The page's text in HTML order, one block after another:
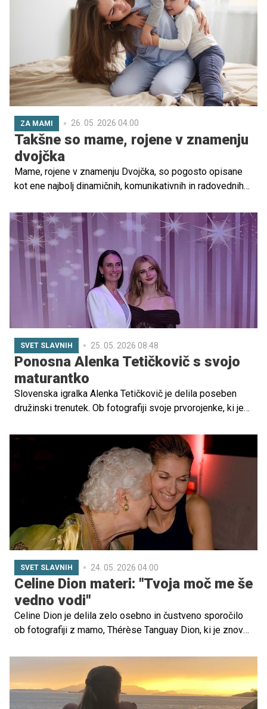
zapisal voščilo ob njenem rojstnem dnevu.
ZA MAMI 26. 05. 2026 04.00
Takšne so mame, rojene v znamenju
dvojčka
Mame, rojene v znamenju Dvojčka, so pogosto opisane
kot ene najbolj dinamičnih, komunikativnih in radovednih
hitrejša, kar se močno odraža tudi v njihovem
starševskem slogu.
SVET SLAVNIH 25. 05. 2026 08.48
Ponosna Alenka Tetičkovič s svojo
maturantko
Slovenska igralka Alenka Tetičkovič je delila poseben
družinski trenutek. Ob fotografiji svoje prvorojenke, ki je
"Moja maturantka. Do zvezd ponosna mami."
SVET SLAVNIH 24. 05. 2026 04.00
Celine Dion materi: "Tvoja moč me še
vedno vodi"
Celine Dion je delila zelo osebno in čustveno sporočilo
ob fotografiji z mamo, Thérèse Tanguay Dion, ki je znova
pevka spomnila materine moči, topline in vpliva, ki ga ima
še danes na njeno življenje in življenje njenih otrok.